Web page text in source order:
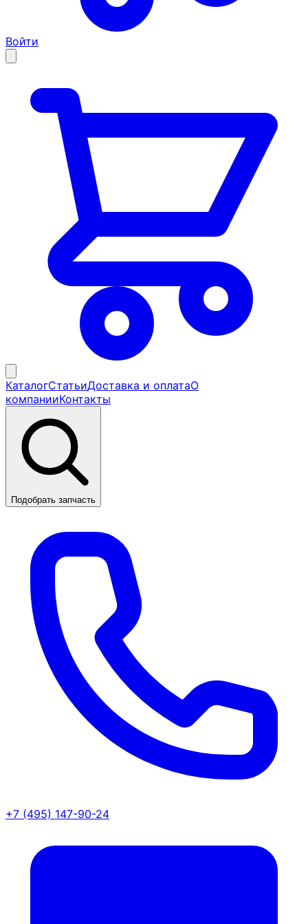
Войти
КаталогСтатьиДоставка и оплатаО
компанииКонтакты
Подобрать запчасть
+7 (495) 147-90-24